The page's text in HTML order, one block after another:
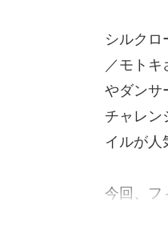
シルクロ
／モト
やダンサ
チャレン
イルが人
今回、フ